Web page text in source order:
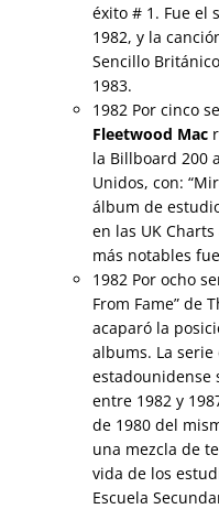
éxito # 1. Fue el
1982, y la
Sencillo
1983.
1982 Por cinco
Fleetwood Mac
la Billboard 200
Unidos, con:
álbum de
en las UK
más notables
1982 Por ocho
From Fame” de
acaparó la
albums. La
estadounidense
entre 1982 y
de 1980 del
una mezcla de
vida de los
Escuela